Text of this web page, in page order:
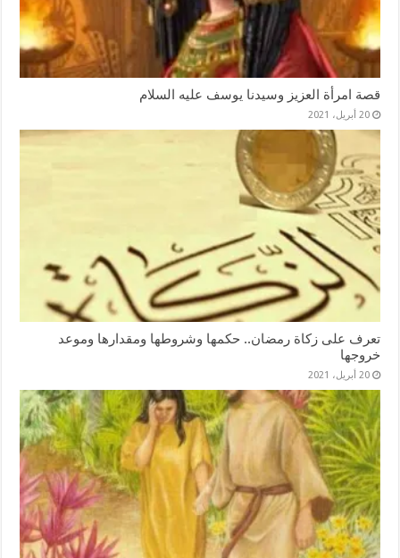
قصة امرأة العزيز وسيدنا يوسف عليه السلام
20 أبريل، 2021
تعرف على زكاة رمضان.. حكمها وشروطها ومقدارها وموعد
خروجها
20 أبريل، 2021